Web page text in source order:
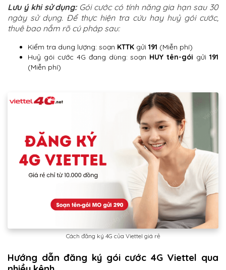
Lưu ý khi sử dụng: Gói cước có tính năng gia hạn sau 30
ngày sử dụng. Để thực hiện tra cứu hay huỷ gói cước,
thuê bao nắm rõ cú pháp sau:
Kiểm tra dung lượng: soạn KTTK gửi 191 (Miễn phí)
Huỷ gói cước 4G đang dùng: soạn HUY tên-gói gửi191
(Miễn phí)
Cách đăng ký 4G của Viettel giá rẻ
Hướng dẫn đăng ký gói cước 4G Viettel qua